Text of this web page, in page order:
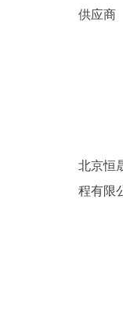
供应商
北京恒
程有限